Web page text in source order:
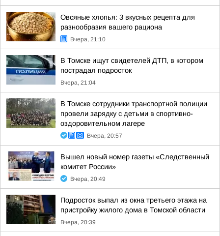
Овсяные хлопья: 3 вкусных рецепта для
разнообразия вашего рациона
Вчера, 21:10
В Томске ищут свидетелей ДТП, в котором
пострадал подросток
Вчера, 21:04
В Томске сотрудники транспортной полиции
провели зарядку с детьми в спортивно-
оздоровительном лагере
Вчера, 20:57
Вышел новый номер газеты «Следственный
комитет России»
Вчера, 20:49
Подросток выпал из окна третьего этажа на
пристройку жилого дома в Томской области
Вчера, 20:39